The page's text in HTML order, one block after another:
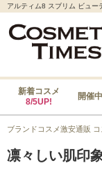
アルティム8 スブリム ビュ
新着コスメ
8/5UP!
開催
ブランドコスメ激安通販
凛々しい肌印